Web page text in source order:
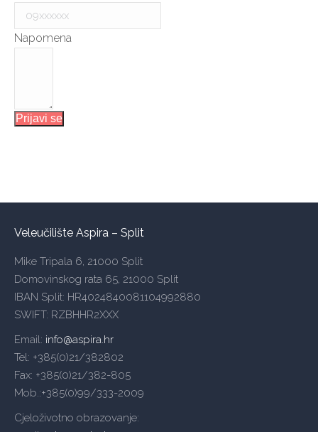
Napomena
Prijavi se
Veleučilište Aspira – Split
Mike Tripala 6, 21000 Split
Domovinskog rata 65, 21000 Split
IBAN Split: HR4024840081104992880
SWIFT: RZBHHR2XXX
Email: info@aspira.hr
Tel: +385(0)21/382802
Fax: +385(0)21/382-805
Mob.:+385(0)99/333-2009
Cjeloživotno obrazovanje: